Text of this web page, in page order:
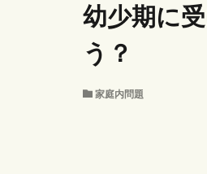
幼少期に
う？
家庭内問題